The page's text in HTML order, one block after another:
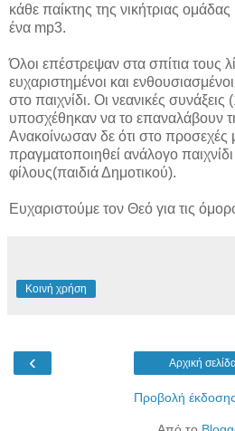
κάθε παίκτης της νικήτριας
ένα mp3.
Όλοι επέστρεψαν στα σπίτια τους
ευχαριστημένοι και
στο παιχνίδι. Οι νεανικές
υποσχέθηκαν να το επαναλάβουν
Ανακοίνωσαν δε ότι στο προσεχές
πραγματοποιηθεί ανάλογο
φίλους(παιδιά Δημοτικού).
Ευχαριστούμε τον Θεό για τις
Κοινή χρήση
‹ Αρχική
Προβολή